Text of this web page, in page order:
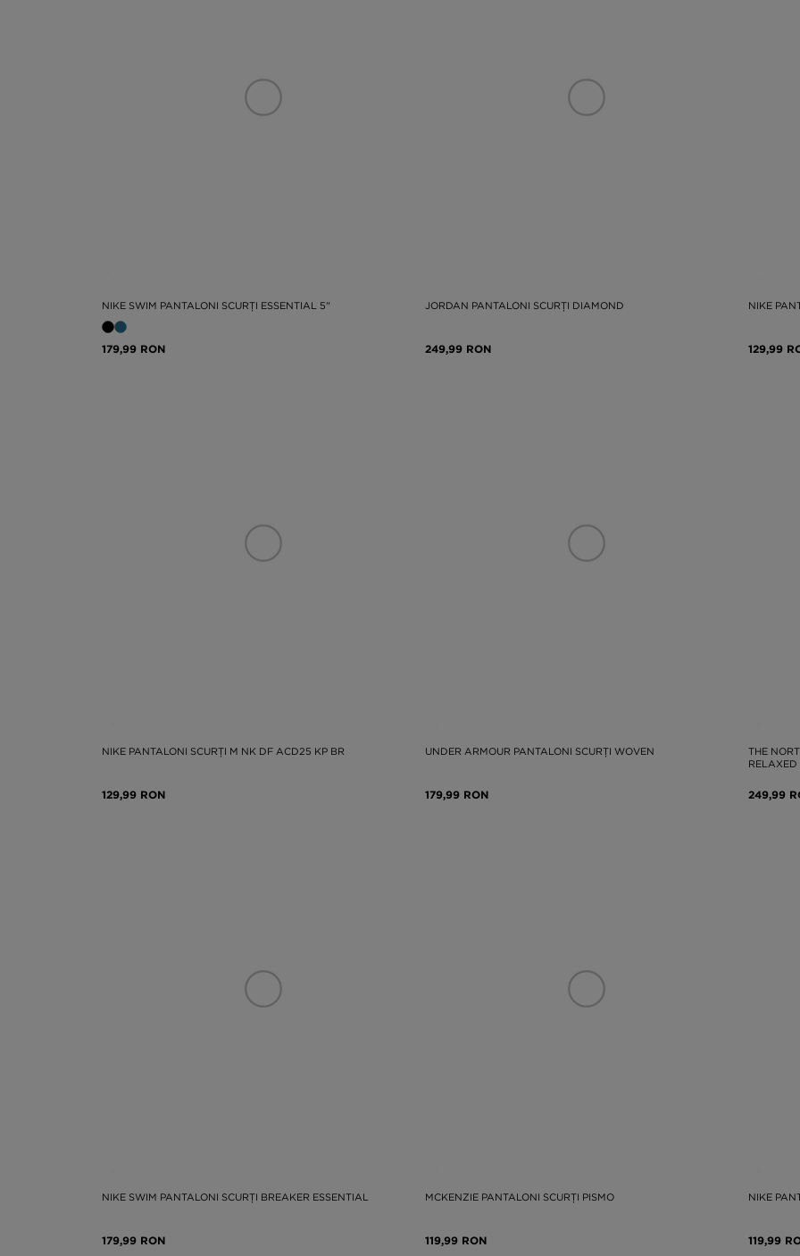
NIKE SWIM PANTALONI SCURȚI ESSENTIAL 5"
179,99 RON
JORDAN PANTALONI SCURȚI DIAMOND
249,99 RON
NIKE
129,99
NIKE PANTALONI SCURȚI M NK DF ACD25 KP BR
129,99 RON
UNDER ARMOUR PANTALONI SCURȚI WOVEN
179,99 RON
THE
RELAXED
249,99
NIKE SWIM PANTALONI SCURȚI BREAKER ESSENTIAL
179,99 RON
MCKENZIE PANTALONI SCURȚI PISMO
119,99 RON
NIKE
119,99